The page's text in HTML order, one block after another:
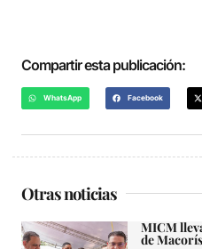
Compartir esta publicación:
WhatsApp Facebook
Otras noticias
MICM
de Macorís